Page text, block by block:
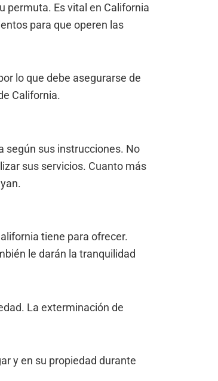
permuta. Es vital en California
para que operen las
lo que debe asegurarse de
California.
según sus instrucciones. No
sus servicios. Cuanto más
tiene para ofrecer.
le darán la tranquilidad
La exterminación de
y en su propiedad durante